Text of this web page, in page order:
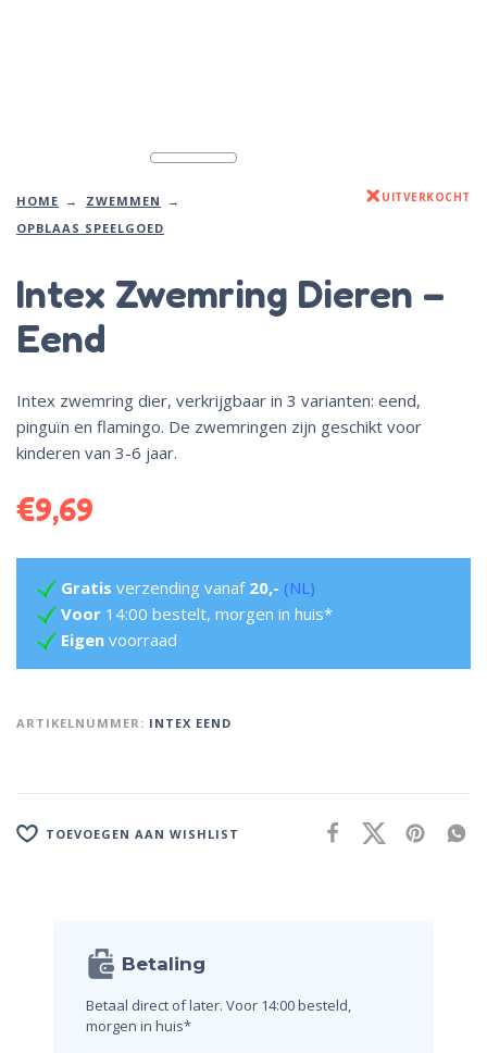
HOME
ZWEMMEN
OPBLAAS SPEELGOED
UITVERKOCHT
Intex Zwemring Dieren –
Eend
Intex zwemring dier, verkrijgbaar in 3 varianten: eend,
pinguïn en flamingo. De zwemringen zijn geschikt voor
kinderen van 3-6 jaar.
€9,69
Gratis verzending vanaf 20,- (NL)
Voor 14:00 bestelt, morgen in huis*
Eigen voorraad
ARTIKELNUMMER: INTEX EEND
TOEVOEGEN AAN WISHLIST
Betaling
Betaal direct of later. Voor 14:00 besteld,
morgen in huis*